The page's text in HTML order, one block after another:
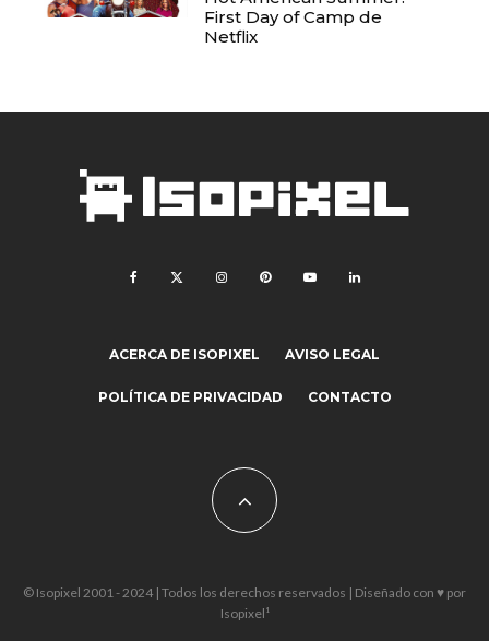
First Day of Camp de
Netflix
ACERCA DE ISOPIXEL AVISO LEGAL
POLÍTICA DE PRIVACIDAD CONTACTO
© Isopixel 2001 - 2024 | Todos los derechos reservados | Diseñado con ♥ por
Isopixel¹